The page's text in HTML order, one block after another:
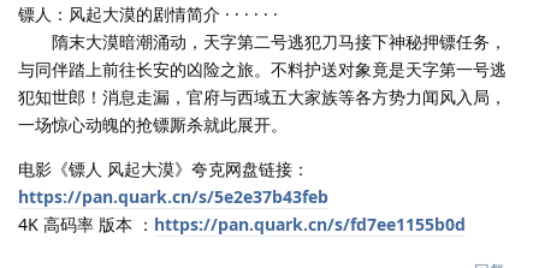
镖人：风起大漠的剧情简介 · · · · · ·
隋末大漠暗潮涌动，天字第二号逃犯刀马接下神秘押镖任务，
与同伴踏上前往长安的凶险之旅。不料护送对象竟是天字第一号逃
犯知世郎！消息走漏，官府与西域五大家族等各方势力闻风入局，
一场惊心动魄的抢镖厮杀就此展开。
电影《镖人 风起大漠》夸克网盘链接：
https://pan.quark.cn/s/5e2e37b43feb
4K 高码率 版本 ： https://pan.quark.cn/s/fd7ee1155b0d